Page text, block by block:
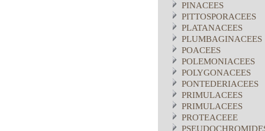
PINACEES
PITTOSPORACEES
PLATANACEES
PLUMBAGINACEES
POACEES
POLEMONIACEES
POLYGONACEES
PONTEDERIACEES
PRIMULACEES
PRIMULACEES
PROTEACEEE